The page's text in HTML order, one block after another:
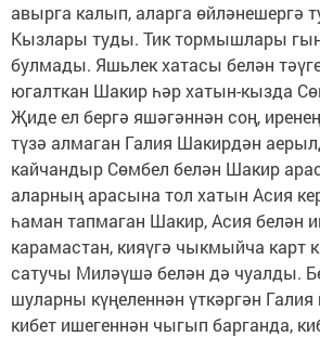
авырга калып, аларга өйләнешергә
Кызлары туды. Тик тормышлары
булмады. Яшьлек хатасы белән
югалткан Шакир һәр хатын-кызда
Җиде ел бергә яшәгәннән соң,
түзә алмаган Галия Шакирдән
кайчандыр Сөмбел белән Шакир
аларның арасына тол хатын Асия
һаман тапмаган Шакир, Асия белән
карамастан, кияүгә чыкмыйча карт
сатучы Миләүшә белән дә чуалды.
шуларны күңеленнән үткәргән
кибет ишегеннән чыгып барганда,